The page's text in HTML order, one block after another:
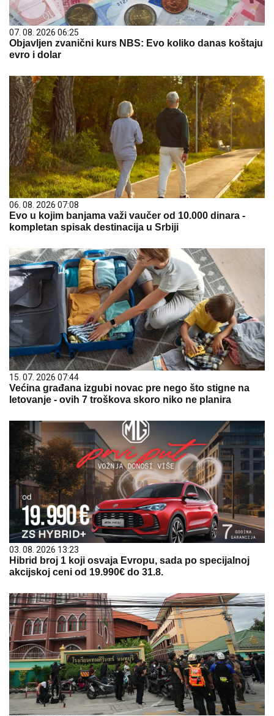
07. 08. 2026 06:25
Objavljen zvanični kurs NBS: Evo koliko danas koštaju
evro i dolar
06. 08. 2026 07:08
Evo u kojim banjama važi vaučer od 10.000 dinara -
kompletan spisak destinacija u Srbiji
15. 07. 2026 07:44
Većina građana izgubi novac pre nego što stigne na
letovanje - ovih 7 troškova skoro niko ne planira
03. 08. 2026 13:23
Hibrid broj 1 koji osvaja Evropu, sada po specijalnoj
akcijskoj ceni od 19.990€ do 31.8.